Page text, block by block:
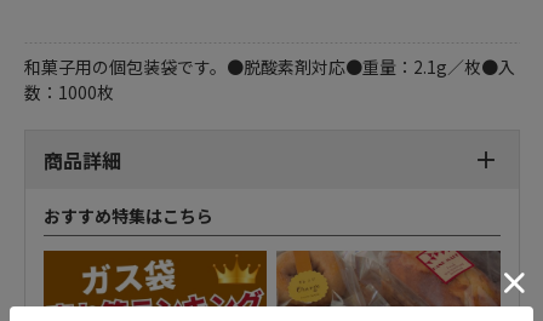
和菓子用の個包装袋です。●脱酸素剤対応●重量：2.1g／枚●入
数：1000枚
商品詳細
おすすめ特集はこちら